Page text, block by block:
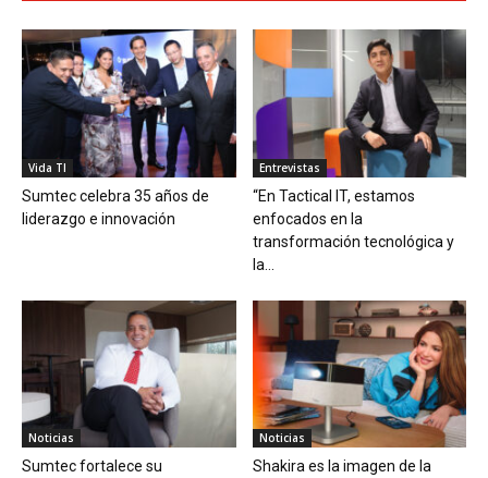
Vida TI
Sumtec celebra 35 años de
liderazgo e innovación
Entrevistas
“En Tactical IT, estamos
enfocados en la
transformación tecnológica y
la...
Noticias
Sumtec fortalece su
Noticias
Shakira es la imagen de la